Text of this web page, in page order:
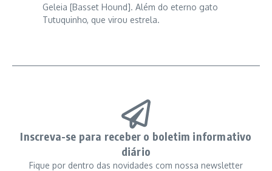
Geleia [Basset Hound]. Além do eterno gato
Tutuquinho, que virou estrela.
Inscreva-se para receber o boletim informativo
diário
Fique por dentro das novidades com nossa newsletter